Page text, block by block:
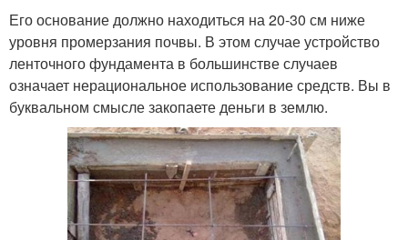
Его основание должно находиться на 20-30 см ниже
уровня промерзания почвы. В этом случае устройство
ленточного фундамента в большинстве случаев
означает нерациональное использование средств. Вы в
буквальном смысле закопаете деньги в землю.